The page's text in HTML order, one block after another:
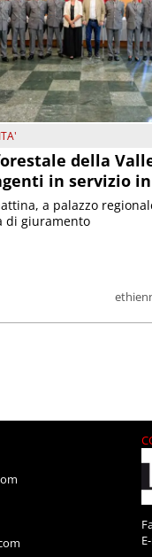
della
in servizio
a palazzo
di giuramento